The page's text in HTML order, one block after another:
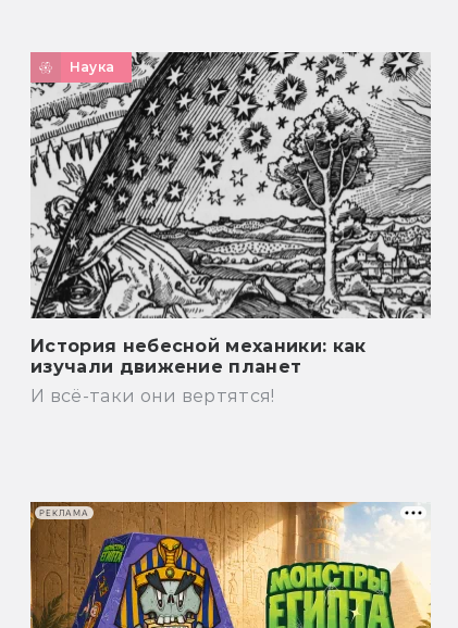
Наука
История небесной механики: как
изучали движение планет
И всё-таки они вертятся!
РЕКЛАМА